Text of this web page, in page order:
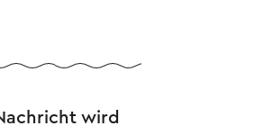
wird